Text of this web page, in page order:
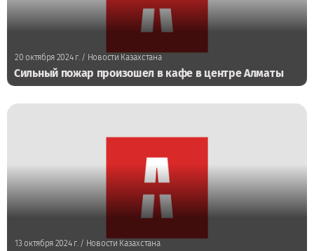
20 октября 2024 г./ Новости Казахстана
Сильный пожар произошел в кафе в центре Алматы
13 октября 2024 г. / Новости Казахстана